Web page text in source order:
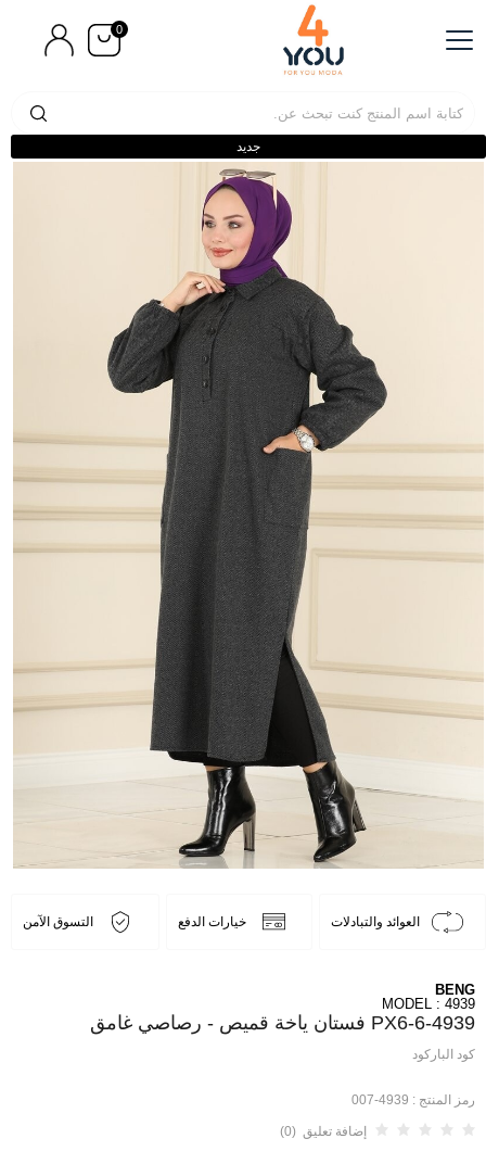
0
جديد
العوائد والتبادلات خيارات الدفع التسوق الآمن
BENG
MODEL : 4939
4939-PX6-6 فستان ياخة قميص - رصاصي غامق
كود الباركود
رمز المنتج : 4939-007
إضافة تعليق (0)